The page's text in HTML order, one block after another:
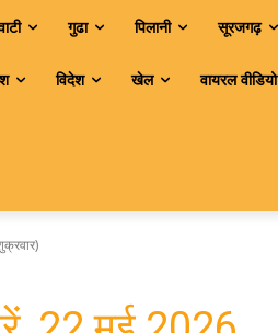
गुढा पिलानी सूरजगढ़
विदेश खेल वायरल वीडियो